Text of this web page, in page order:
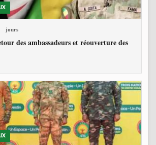
jours
des ambassadeurs et réouverture des